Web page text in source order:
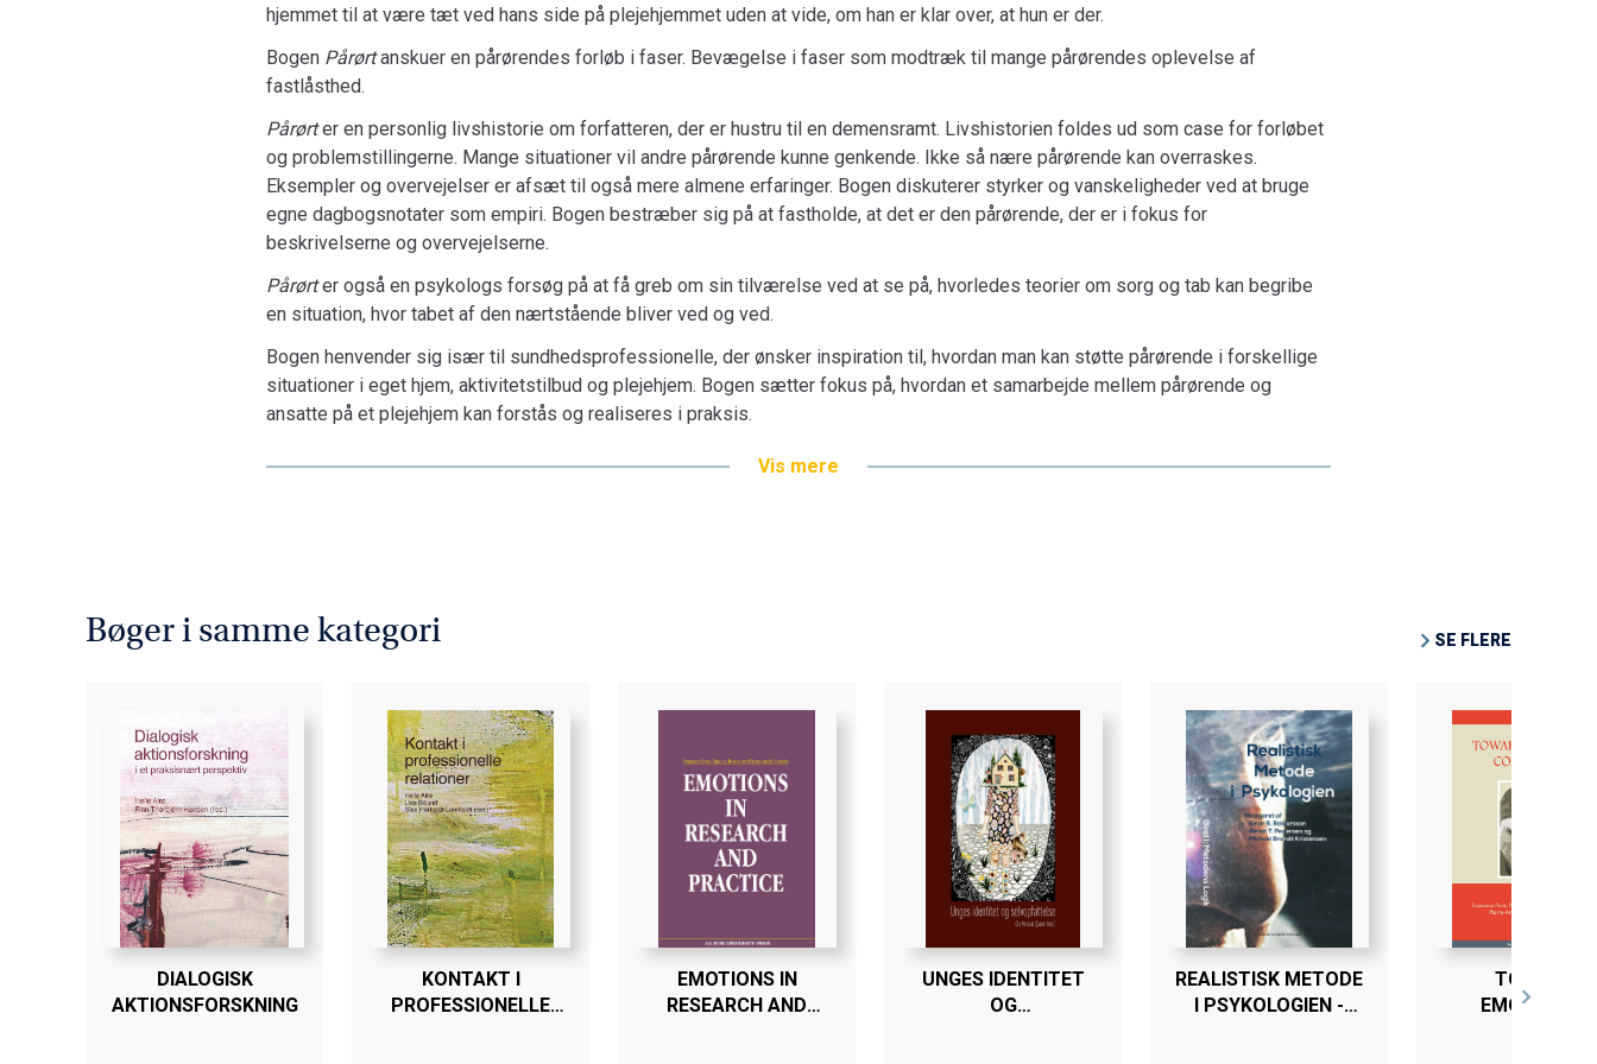
hjemmet til at være tæt ved hans side på plejehjemmet uden at vide, om han er klar over, at hun er der.
Bogen Pårørtanskuer en pårørendes forløb i faser. Bevægelse i faser som modtræk til mange pårørendes oplevelse af
fastlåsthed.
Pårørter en personlig livshistorie om forfatteren, der er hustru til en demensramt. Livshistorien foldes ud som case for forløbet
og problemstillingerne. Mange situa­tioner vil andre pårørende kunne genkende. Ikke så nære pårørende kan over­ras­kes.
Eksempler og overvejelser er afsæt til også mere almene erfaringer. Bogen diskuterer styrker og vanskeligheder ved at bruge
egne dagbogsnotater som empiri. Bogen bestræber sig på at fastholde, at det er den pårørende, der er i fokus for
beskrivelserne og overvejelserne.
Pårørter også en psykologs forsøg på at få greb om sin tilværelse ved at se på, hvorledes teorier om sorg og tab kan begribe
en situation, hvor tabet af den nærtstående bliver ved og ved.
Bogen henvender sig især til sundhedsprofessionelle, der ønsker inspiration til, hvordan man kan støtte pårørende i forskellige
situationer i eget hjem, aktivitets­tilbud og plejehjem. Bogen sætter fokus på, hvordan et samarbejde mellem på­rørende og
ansatte på et plejehjem kan forstås og realiseres i praksis.
Bogen kan også læses af ikke-sundhedsprofessionelle med interesse for området.
Vis mere
Bøger i samme kategori SE FLERE
DIALOGISK
AKTIONSFORSKNING
KONTAKT I
PROFESSIONELLE
EMOTIONS IN
RESEARCH AND
UNGES IDENTITET
OG
REALISTISK METODE
I PSYKOLOGIEN -
TOWARD
EMOTIONAL